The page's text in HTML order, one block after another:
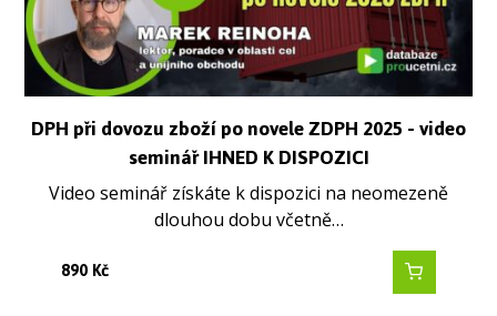
DPH při dovozu zboží po novele ZDPH 2025 - video
seminář IHNED K DISPOZICI
Video seminář získáte k dispozici na neomezeně
dlouhou dobu včetně…
890Kč